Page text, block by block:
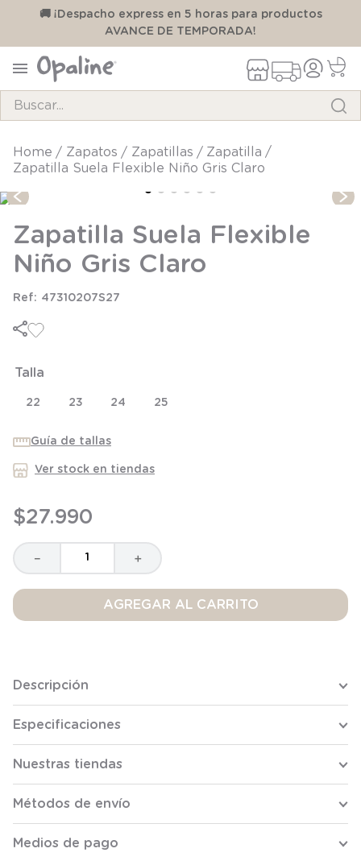
🚚 ¡Despacho express en 5 horas para productos
AVANCE DE TEMPORADA!
zapatos zapatillas
zapatilla
Zapatilla Suela Flexible Niño Gris Claro
Zapatilla Suela Flexible
Niño Gris Claro
47310207S27
Talla
22 23 24 25
Guía de tallas
Ver stock en tiendas
$27.990
＋
－
AGREGAR AL CARRITO
Descripción
Especificaciones
Nuestras tiendas
Métodos de envío
Medios de pago
TÉRMINOS MÁS BUSCADOS
1
3.
zapatillas
.
body
5
manta
8.
9.
saco dormir